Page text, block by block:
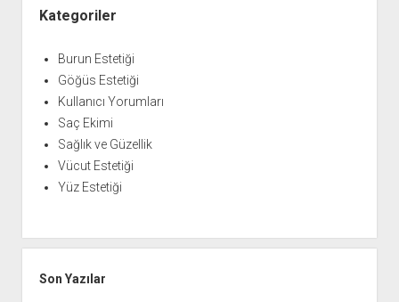
Menü
Kategoriler
Burun Estetiği
Göğüs Estetiği
Kullanıcı Yorumları
Saç Ekimi
Sağlık ve Güzellik
Vücut Estetiği
Yüz Estetiği
Son Yazılar